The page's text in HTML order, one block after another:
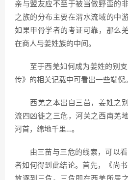
亲与盟友应不至于被当做野蛮的
之族的分布主要在渭水流域的中
如果甲骨学者的考证可靠，那么
在商人与姜姓族的中间。
至于西羌如何成为姜姓的别支
传》的相关记载中可看出一些端倪
西羌之本出自三苗，姜姓之别
流四凶徙之三危，河关之西南羌
河首，绵地千里…。
由三苗与三危的线索，可以看
者如何得到此结论。首先，《尚